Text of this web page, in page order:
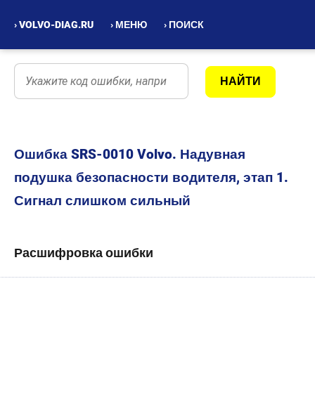
› VOLVO-DIAG.RU › МЕНЮ › ПОИСК
Ошибка SRS-0010 Volvo. Надувная
подушка безопасности водителя, этап 1.
Сигнал слишком сильный
Расшифровка ошибки